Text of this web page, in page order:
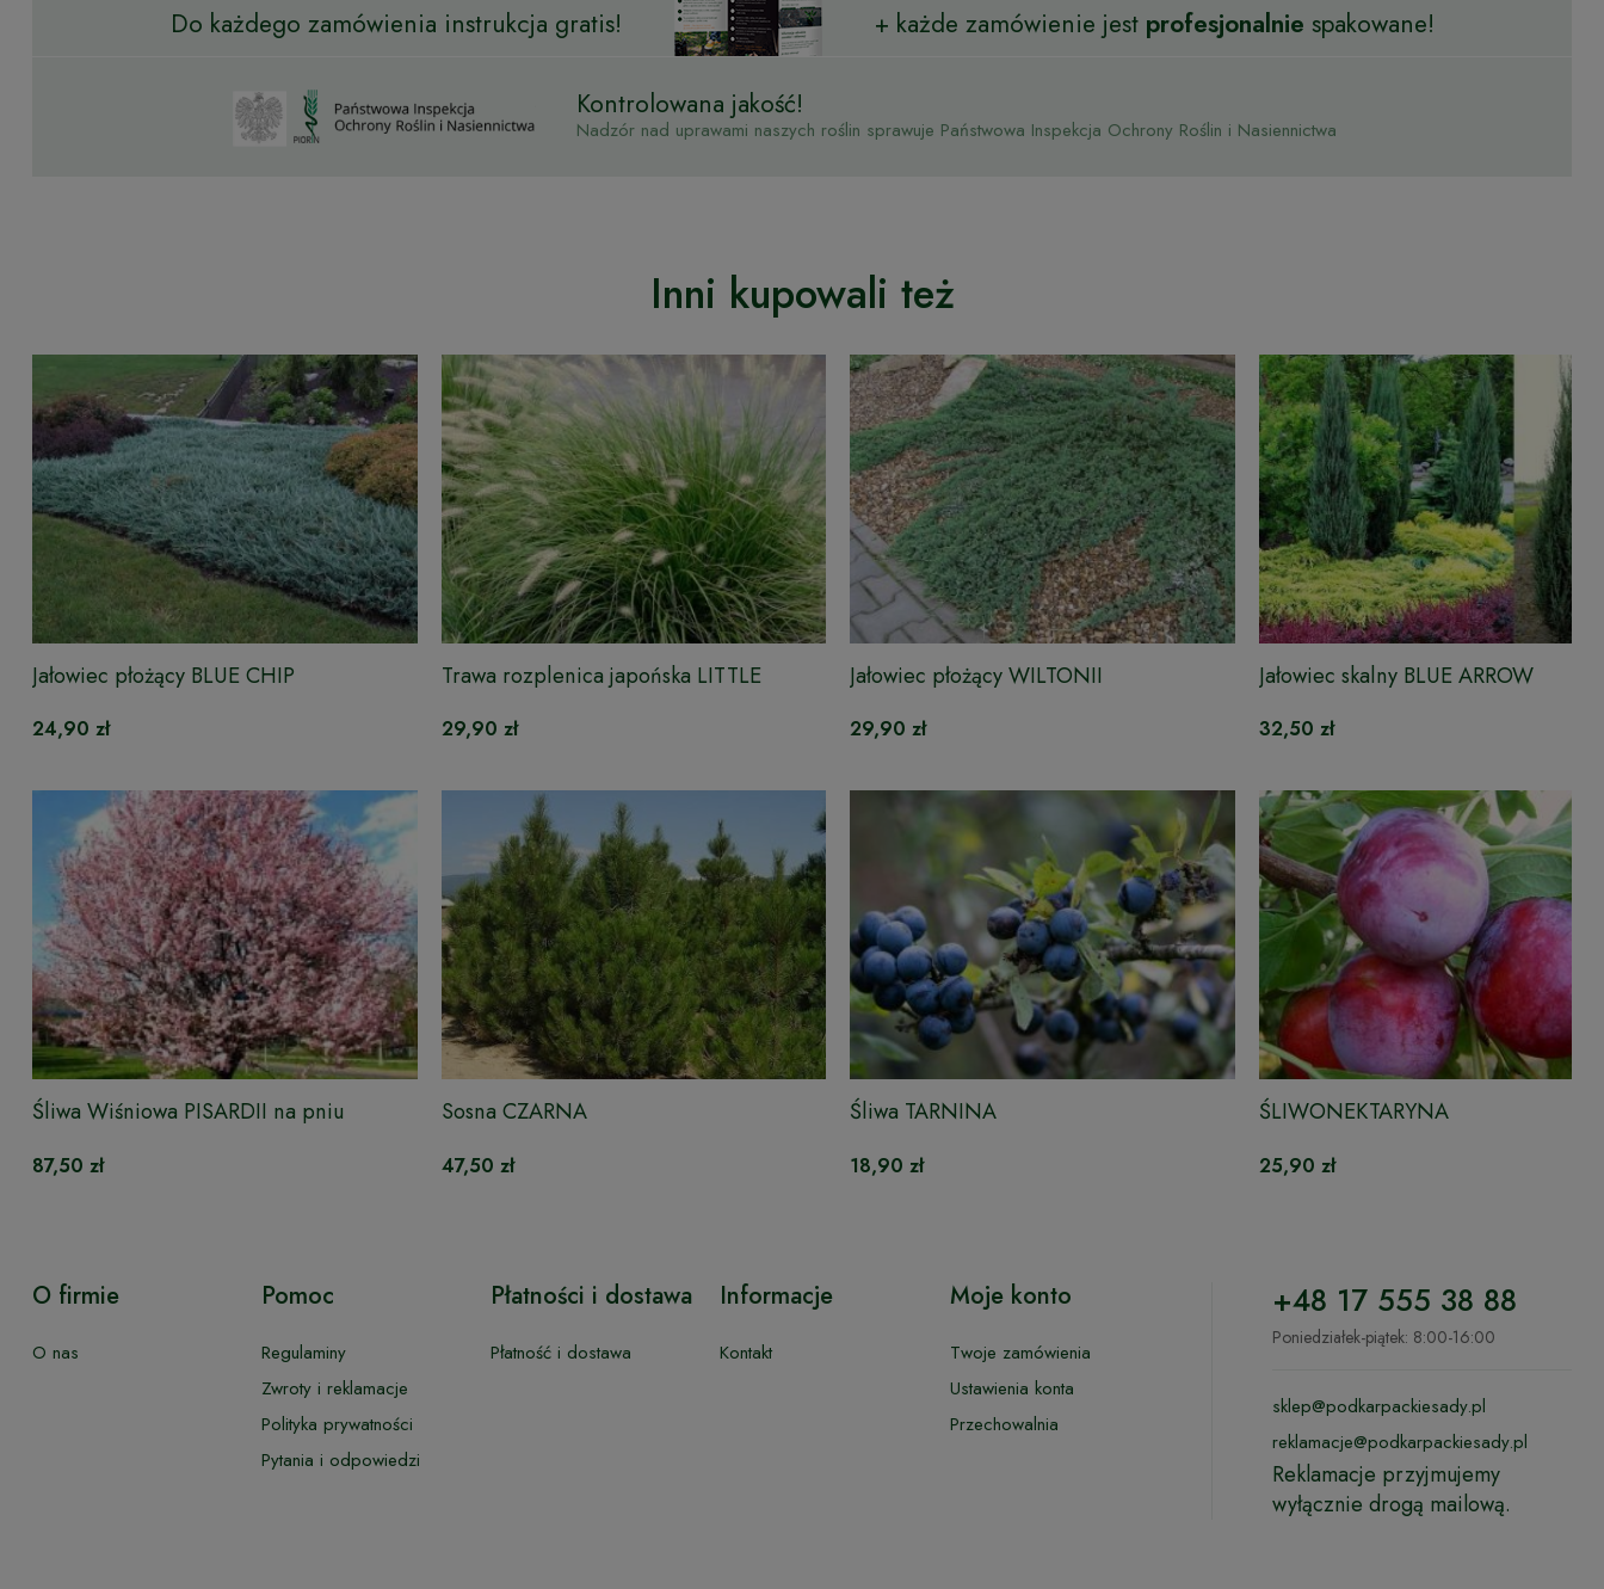
Do każdego zamówienia instrukcja gratis! + każde zamówienie jest profesjonalnie spakowane!
Kontrolowana jakość!
Nadzór nad uprawami naszych roślin sprawuje Państwowa Inspekcja Ochrony Roślin i Nasiennictwa
Inni kupowali też
Jałowiec płożący BLUE CHIP
24,90 zł
Trawa rozplenica japońska LITTLE
29,90 zł
Jałowiec płożący WILTONII
29,90 zł
Jałowiec skalny BLUE ARROW
32,50 zł
Śliwa Wiśniowa PISARDII na pniu
87,50 zł
Sosna CZARNA
47,50 zł
Śliwa TARNINA
18,90 zł
ŚLIWONEKTARYNA
25,90 zł
O firmie
O nas
Pomoc
Regulaminy
Zwroty i reklamacje
Polityka prywatności
Pytania i odpowiedzi
Płatności i dostawa
Płatność i dostawa
Informacje
Kontakt
Moje konto
Twoje zamówienia
Ustawienia konta
Przechowalnia
+48 17 555 38 88
Poniedziałek-piątek: 8:00-16:00
sklep@podkarpackiesady.pl
reklamacje@podkarpackiesady.pl
Reklamacje przyjmujemy
wyłącznie drogą mailową.